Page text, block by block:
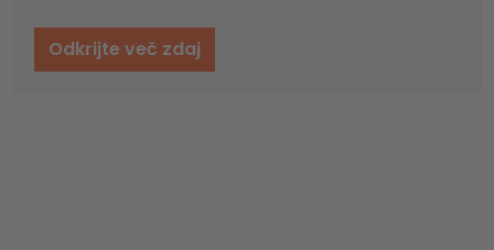
Odkrijte več zdaj